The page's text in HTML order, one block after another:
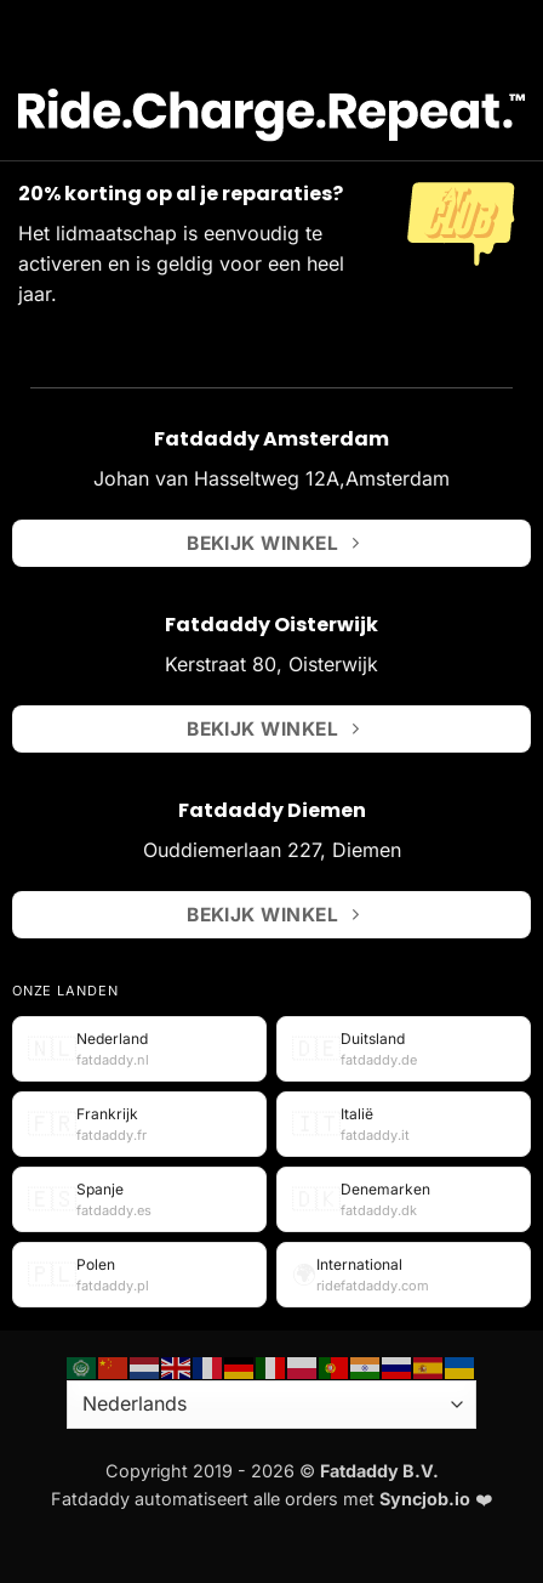
20% korting op al je reparaties?
Het lidmaatschap is eenvoudig te
activeren en is geldig voor een heel
jaar.
Fatdaddy Amsterdam
Johan van Hasseltweg 12A,Amsterdam
BEKIJK WINKEL
Fatdaddy Oisterwijk
Kerstraat 80, Oisterwijk
BEKIJK WINKEL
Fatdaddy Diemen
Ouddiemerlaan 227, Diemen
BEKIJK WINKEL
ONZE LANDEN
Nederland
fatdaddy.nl
Duitsland
fatdaddy.de
Frankrijk
fatdaddy.fr
Italië
fatdaddy.it
Spanje
fatdaddy.es
Denemarken
fatdaddy.dk
Polen
fatdaddy.pl
International
ridefatdaddy.com
Copyright 2019 - 2026 © Fatdaddy B.V.
Fatdaddy automatiseert alle orders met Syncjob.io ❤️